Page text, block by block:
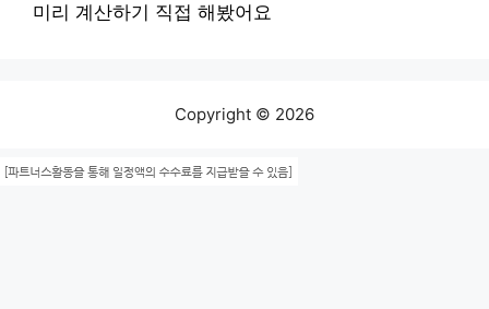
미리 계산하기 직접 해봤어요
Copyright © 2026